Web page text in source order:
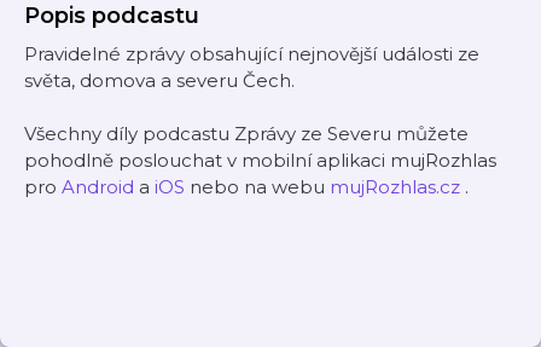
Popis podcastu
Pravidelné zprávy obsahující nejnovější události ze
světa, domova a severu Čech.
Všechny díly podcastu Zprávy ze Severu můžete
pohodlně poslouchat v mobilní aplikaci mujRozhlas
pro Android a iOS nebo na webu mujRozhlas.cz .